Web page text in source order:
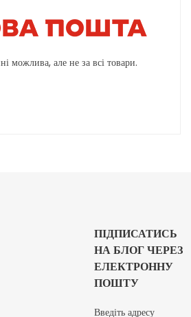
можлива, але не за всі товари.
ПІДПИСАТИСЬ
НА БЛОГ ЧЕРЕЗ
ЕЛЕКТРОННУ
ПОШТУ
Введіть адресу